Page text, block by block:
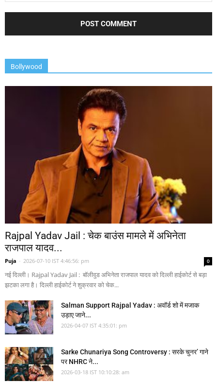
Bollywood
Rajpal Yadav Jail : चेक बाउंस मामले में अभिनेता
राजपाल यादव...
Puja - 2026-07-10 IST 4:46:56: pm 0
नई दिल्ली। Rajpal Yadav Jail : बॉलीवुड अभिनेता राजपाल यादव को दिल्ली हाईकोर्ट से बड़ा
झटका लगा है। दिल्ली हाईकोर्ट ने शुक्रवार को चेक...
Salman Support Rajpal Yadav : अवॉर्ड शो में मजाक
उड़ाए जाने...
2026-04-07 IST 4:35:01: pm
Sarke Chunariya Song Controversy : सरके चुनर’ गाने
पर NHRC ने...
2026-03-18 IST 10:10:28: am